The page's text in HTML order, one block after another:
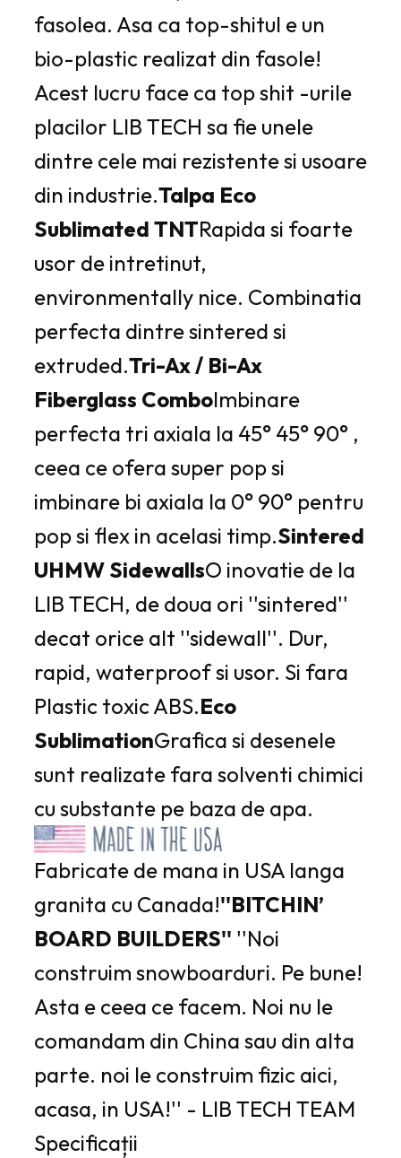
fasolea. Asa ca top-shitul e un
bio-plastic realizat din fasole!
Acest lucru face ca top shit -urile
placilor LIB TECH sa fie unele
dintre cele mai rezistente si usoare
din industrie.Talpa Eco
Sublimated TNTRapida si foarte
usor de intretinut,
environmentally nice. Combinatia
perfecta dintre sintered si
extruded.Tri-Ax / Bi-Ax
Fiberglass ComboImbinare
perfecta tri axiala la 45° 45° 90° ,
ceea ce ofera super pop si
imbinare bi axiala la 0° 90° pentru
pop si flex in acelasi timp.Sintered
UHMW SidewallsO inovatie de la
LIB TECH, de doua ori ''sintered''
decat orice alt ''sidewall''. Dur,
rapid, waterproof si usor. Si fara
Plastic toxic ABS.Eco
SublimationGrafica si desenele
sunt realizate fara solventi chimici
cu substante pe baza de apa.
Fabricate de mana in USA langa
granita cu Canada!''BITCHIN’
BOARD BUILDERS'' ''Noi
construim snowboarduri. Pe bune!
Asta e ceea ce facem. Noi nu le
comandam din China sau din alta
parte. noi le construim fizic aici,
acasa, in USA!'' - LIB TECH TEAM
Specificații